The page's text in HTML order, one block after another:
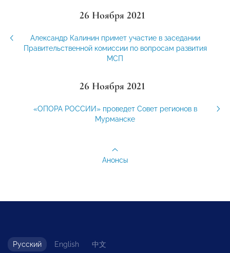
26 Ноября 2021
Александр Калинин примет участие в заседании
Правительственной комиссии по вопросам развития
МСП
26 Ноября 2021
«ОПОРА РОССИИ» проведет Совет регионов в
Мурманске
Анонсы
Русский English 中文